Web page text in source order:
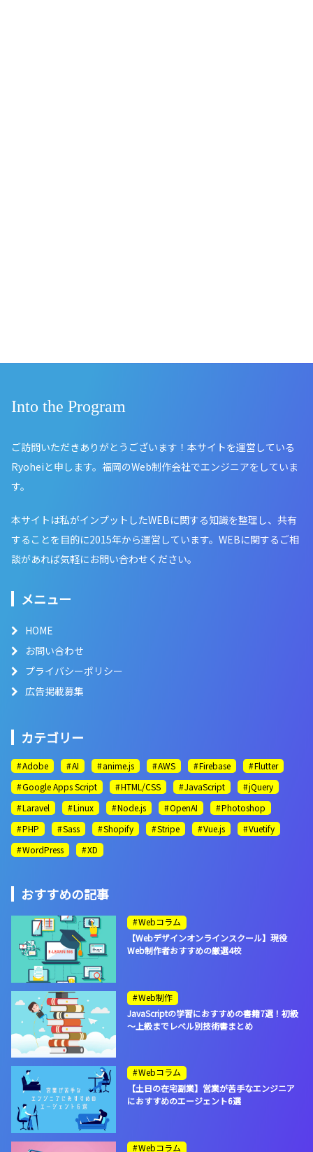
Into the Program
ご訪問いただきありがとうございます！本サイトを運営している
Ryoheiと申します。福岡のWeb制作会社でエンジニアをしていま
す。
本サイトは私がインプットしたWEBに関する知識を整理し、共有
することを目的に2015年から運営しています。WEBに関するご相
談があれば気軽にお問い合わせください。
メニュー
HOME
お問い合わせ
プライバシーポリシー
広告掲載募集
カテゴリー
Adobe AI anime.js AWS Firebase
Flutter
Google Apps Script
HTML/CSS JavaScript
jQuery
Laravel
Linux Node.js OpenAI
Photoshop
PHP
Sass Shopify Stripe Vue.js
Vuetify
WordPress
XD
おすすめの記事
Webコラム
【Webデザインオンラインスクール】現役
Web制作者おすすめの厳選4校
Web制作
JavaScriptの学習におすすめの書籍7選！初級
～上級までレベル別技術書まとめ
Webコラム
【土日の在宅副業】営業が苦手なエンジニア
におすすめのエージェント6選
Webコラム